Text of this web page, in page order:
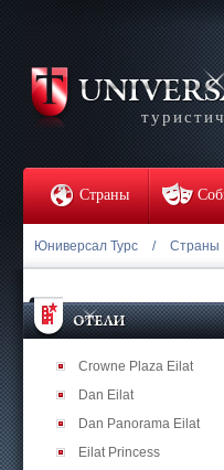
Страны
Юниверсал Турс / Страны
Crowne Plaza Eilat
Dan Eilat
Dan Panorama Eilat
Eilat Princess